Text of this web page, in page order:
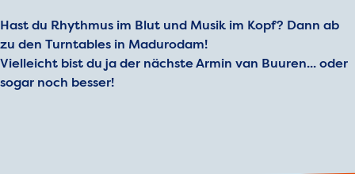
Hast du Rhythmus im Blut und Musik im Kopf? Dann ab
zu den Turntables in Madurodam!
Vielleicht bist du ja der nächste Armin van Buuren... oder
sogar noch besser!